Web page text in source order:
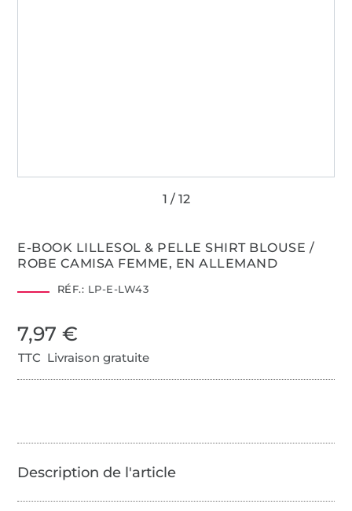
E-BOOK LILLESOL & PELLE SHIRT BLOUSE /
ROBE CAMISA FEMME, EN ALLEMAND
RÉF.: LP-E-LW43
7,97 €
TTC Livraison gratuite